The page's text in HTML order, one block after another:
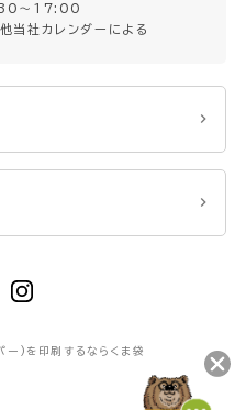
〜17:00
他当社カレンダーによる
ー)を印刷するならくま袋